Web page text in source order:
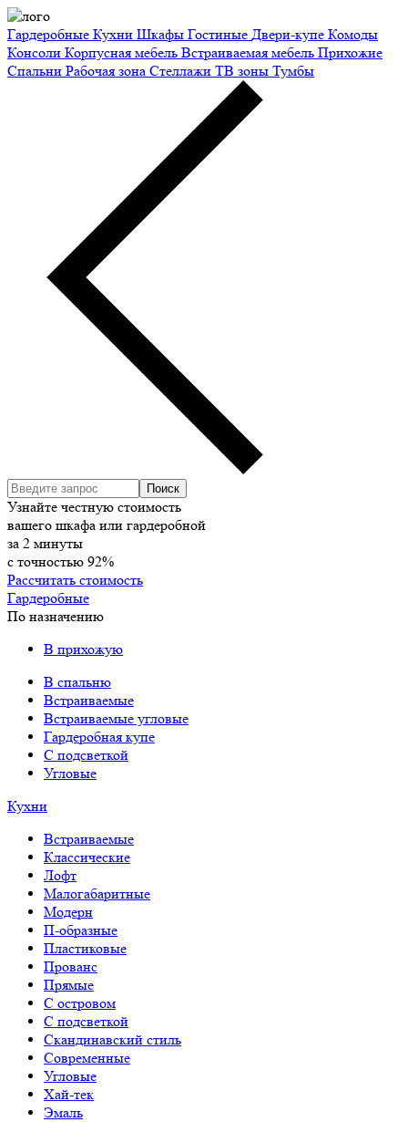
Гардеробные Кухни Шкафы Гостиные Двери-купе Комоды
Консоли Корпусная мебель Встраиваемая мебель Прихожие
Спальни Рабочая зона Стеллажи ТВ зоны Тумбы
Узнайте честную стоимость
вашего шкафа или гардеробной
за 2 минуты
с точностью 92%
Рассчитать стоимость
Гардеробные
По назначению
В прихожую
В спальню
Встраиваемые
Встраиваемые угловые
Гардеробная купе
С подсветкой
Угловые
Кухни
Встраиваемые
Классические
Лофт
Малогабаритные
Модерн
П-образные
Пластиковые
Прованс
Прямые
С островом
С подсветкой
Скандинавский стиль
Современные
Угловые
Хай-тек
Эмаль